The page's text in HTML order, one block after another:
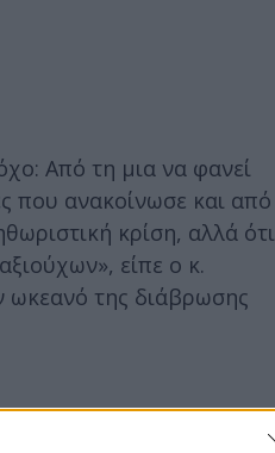
Από τη μια να φανεί
που ανακοίνωσε και από
κρίση, αλλά ότι
είπε ο κ.
ωκεανό της διάβρωσης